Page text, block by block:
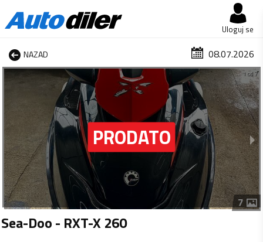
Uloguj se
NAZAD 08.07.2026
1 od 7
7
Sea-Doo - RXT-X 260